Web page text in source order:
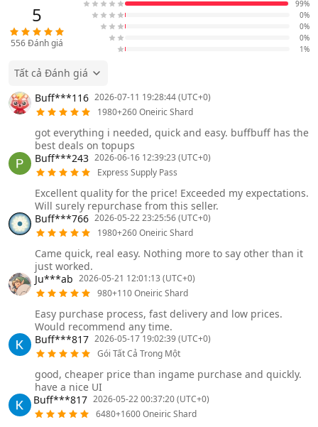
5
556Đánh giá
99%
0%
0%
0%
1%
Tất cả Đánh giá
Buff***116 2026-07-11 19:28:44 (UTC+0)
1980+260 Oneiric Shard
got everything i needed, quick and easy. buffbuff has the
best deals on topups
Buff***243 2026-06-16 12:39:23 (UTC+0)
Express Supply Pass
Excellent quality for the price! Exceeded my expectations.
Will surely repurchase from this seller.
Buff***766 2026-05-22 23:25:56 (UTC+0)
1980+260 Oneiric Shard
Came quick, real easy. Nothing more to say other than it
just worked.
Ju***ab 2026-05-21 12:01:13 (UTC+0)
980+110 Oneiric Shard
Easy purchase process, fast delivery and low prices.
Would recommend any time.
Buff***817 2026-05-17 19:02:39 (UTC+0)
Gói Tất Cả Trong Một
good, cheaper price than ingame purchase and quickly.
have a nice UI
Buff***817 2026-05-22 00:37:20 (UTC+0)
6480+1600 Oneiric Shard